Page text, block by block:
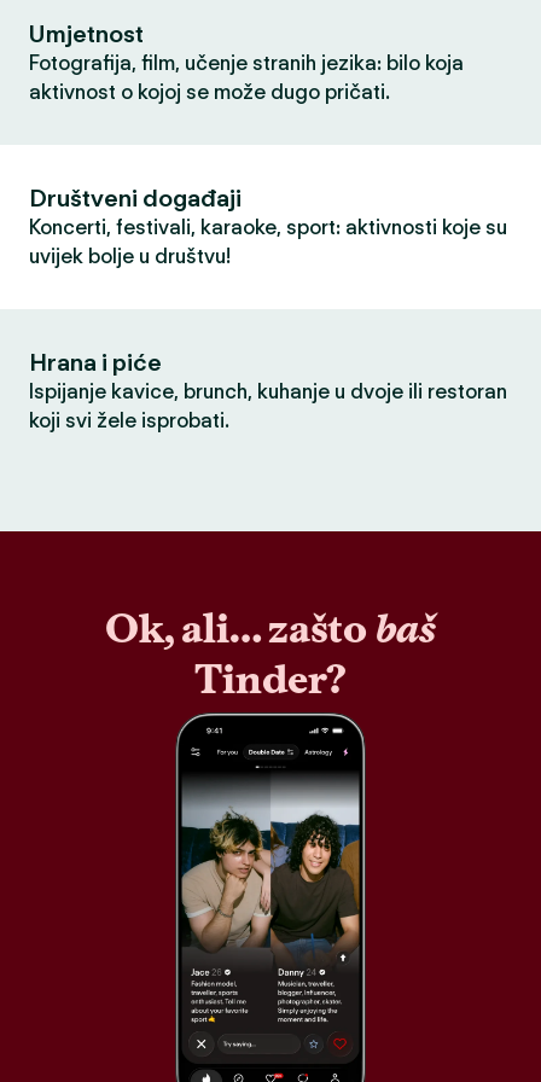
Umjetnost
Fotografija, film, učenje stranih jezika: bilo koja
aktivnost o kojoj se može dugo pričati.
Društveni događaji
Koncerti, festivali, karaoke, sport: aktivnosti koje su
uvijek bolje u društvu!
Hrana i piće
Ispijanje kavice, brunch, kuhanje u dvoje ili restoran
koji svi žele isprobati.
Ok, ali… zašto baš
Tinder?